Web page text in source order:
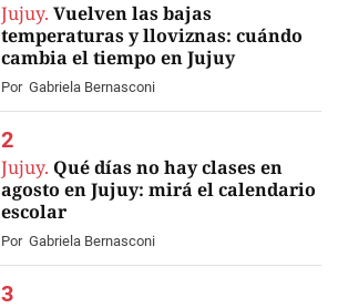
Jujuy. Vuelven las bajas
temperaturas y lloviznas: cuándo
cambia el tiempo en Jujuy
Por Gabriela Bernasconi
Jujuy. Qué días no hay clases en
agosto en Jujuy: mirá el calendario
escolar
Por Gabriela Bernasconi